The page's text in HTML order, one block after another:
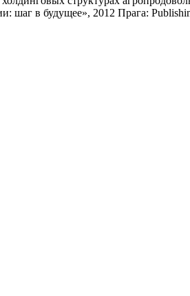
шаг в будущее», 2012 Прага: